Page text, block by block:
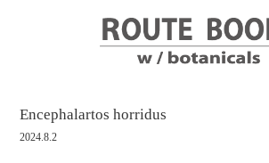
Encephalartos horridus
2024.8.2